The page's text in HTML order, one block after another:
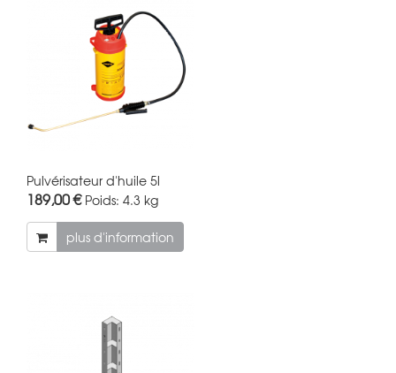
Pulvérisateur d'huile 5l
189,00 € Poids: 4.3 kg
plus d'information